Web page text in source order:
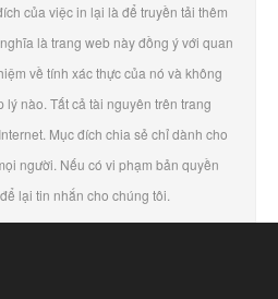
của việc in lại là để truyền tải thêm
là trang web này đồng ý với quan
về tính xác thực của nó và không
nào. Tất cả tài nguyên trên trang
Mục đích chia sẻ chỉ dành cho
người. Nếu có vi phạm bản quyền
lại tin nhắn cho chúng tôi.